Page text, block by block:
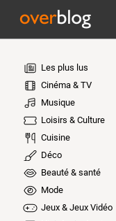
Les plus lus
Cinéma & TV
Musique
Loisirs & Culture
Cuisine
Déco
Beauté & santé
Mode
Jeux & Jeux Vidéo